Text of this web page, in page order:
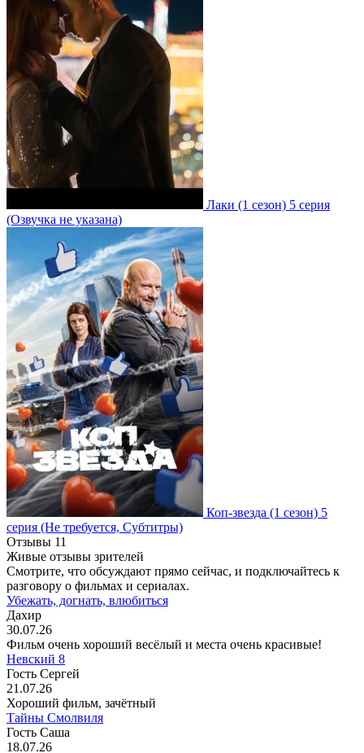
Лаки (1 сезон) 5 серия
(Озвучка не указана)
Коп-звезда (1 сезон) 5
серия (Не требуется, Субтитры)
Отзывы 11
Живые отзывы зрителей
Смотрите, что обсуждают прямо сейчас, и подключайтесь к
разговору о фильмах и сериалах.
Убежать, догнать, влюбиться
Дахир
30.07.26
Фильм очень хороший весёлый и места очень красивые!
Невский 8
Гость Сергей
21.07.26
Хороший фильм, зачётный
Тайны Смолвиля
Гость Саша
18.07.26